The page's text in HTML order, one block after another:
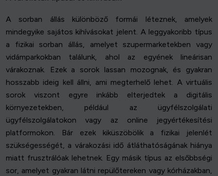
A sorban állás különböző formái léteznek, amelyek
mindegyike sajátos kihívásokat jelent. A leggyakoribb típus
a fizikai sorban állás, amelyet szupermarketekben vagy
vidámparkokban találunk, ahol az egyének lineárisan
várakoznak. Ezek a sorok lassan mozognak, és gyakran
hosszabb ideig kell állni, ami megterhelő lehet. A virtuális
sorok viszont egyre inkább elterjedtek a digitális
környezetekben, például az ügyfélszolgálati
ügyfélszolgálatokon vagy az online jegyértékesítési
platformokon. Bár ezek kiküszöbölik a fizikai jelenlét
szükségességét, a várakozási idő átláthatóságának hiánya
miatt frusztrálóak lehetnek. Egy másik típus az elsőbbségi
sor, amelyet gyakran látni repülőtereken vagy kórházakban,